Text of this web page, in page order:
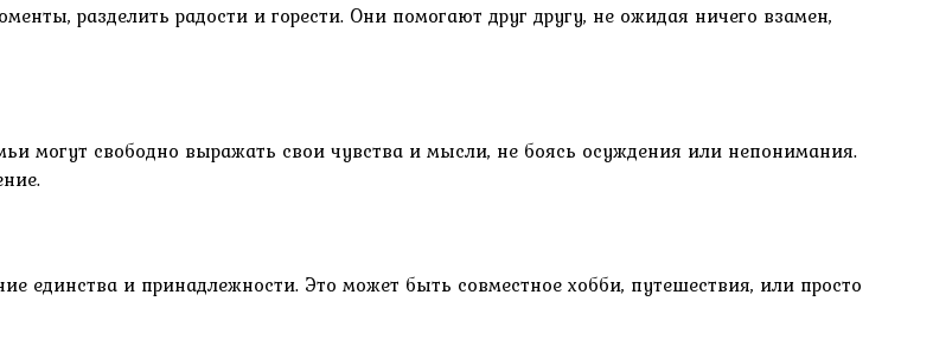
разделить радости и горести. Они помогают друг другу, не ожидая ничего взамен,
могут свободно выражать свои чувства и мысли, не боясь осуждения или непонимания.
единства и принадлежности. Это может быть совместное хобби, путешествия, или просто